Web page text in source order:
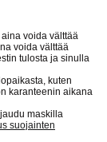
voida välttää
voida välttää
tulosta ja sinulla
kuten
karanteenin aikana
maskilla
suojainten